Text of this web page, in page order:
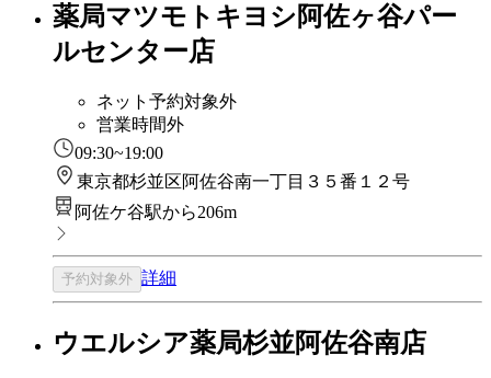
薬局マツモトキヨシ阿佐ヶ谷パー
ルセンター店
ネット予約対象外
営業時間外
09:30~19:00
東京都杉並区阿佐谷南一丁目３５番１２号
阿佐ケ谷駅から206m
予約対象外 詳細
ウエルシア薬局杉並阿佐谷南店